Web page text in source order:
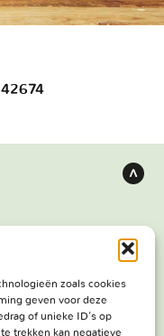
zoals cookies
geven voor deze
of unieke ID's op
trekken kan negatieve
boven